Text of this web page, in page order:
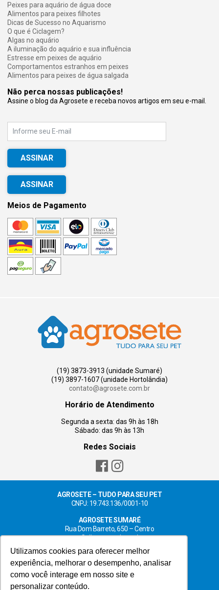
Utilizamos cookies para oferecer melhor
experiência, melhorar o desempenho, analisar
como você interage em nosso site e
personalizar conteúdo.
Peixes para aquário de água doce
Alimentos para peixes filhotes
Dicas de Sucesso no Aquarismo
O que é Ciclagem?
Algas no aquário
A iluminação do aquário e sua influência
Estresse em peixes de aquário
Comportamentos estranhos em peixes
Alimentos para peixes de água salgada
Não perca nossas publicações!
Assine o blog da Agrosete e receba novos artigos em seu e-mail.
ASSINAR
Meios de Pagamento
(19) 3873-3913 (unidade Sumaré)
(19) 3897-1607 (unidade Hortolândia)
contato@agrosete.com.br
Horário de Atendimento
Segunda a sexta: das 9h às 18h
Sábado: das 9h às 13h
Redes Sociais
AGROSETE – TUDO PARA SEU PET
CNPJ: 19.743.136/0001-10
AGROSETE SUMARÉ
Rua Dom Barreto, 650 – Centro
Saiba como chegar!
AGROSETE HORTOLÂNDIA
Rua Luis Camilo de Camargo, 204 – Centro
Saiba como chegar!